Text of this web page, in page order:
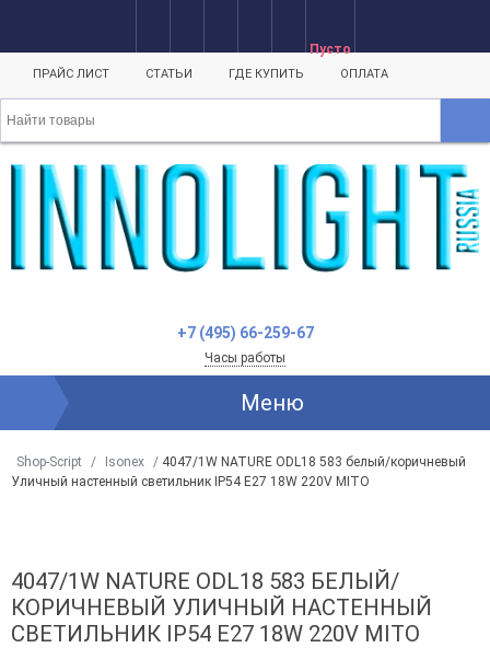
Пусто
ПРАЙС ЛИСТ СТАТЬИ ГДЕ КУПИТЬ ОПЛАТА
+7 (495) 66-259-67
Часы работы
Меню
Shop-Script / Isonex / 4047/1W NATURE ODL18 583 белый/коричневый
Уличный настенный светильник IP54 E27 18W 220V MITO
4047/1W NATURE ODL18 583 БЕЛЫЙ/
КОРИЧНЕВЫЙ УЛИЧНЫЙ НАСТЕННЫЙ
СВЕТИЛЬНИК IP54 E27 18W 220V MITO